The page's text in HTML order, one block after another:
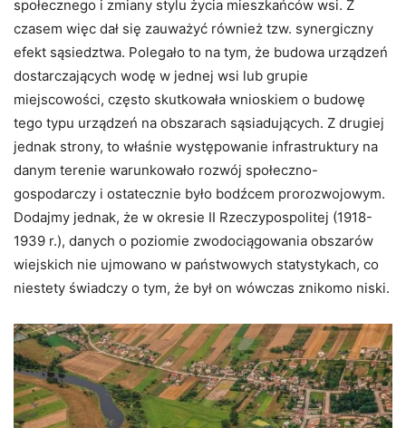
społecznego i zmiany stylu życia mieszkańców wsi. Z
czasem więc dał się zauważyć również tzw. synergiczny
efekt sąsiedztwa. Polegało to na tym, że budowa urządzeń
dostarczających wodę w jednej wsi lub grupie
miejscowości, często skutkowała wnioskiem o budowę
tego typu urządzeń na obszarach sąsiadujących. Z drugiej
jednak strony, to właśnie występowanie infrastruktury na
danym terenie warunkowało rozwój społeczno-
gospodarczy i ostatecznie było bodźcem prorozwojowym.
Dodajmy jednak, że w okresie II Rzeczypospolitej (1918-
1939 r.), danych o poziomie zwodociągowania obszarów
wiejskich nie ujmowano w państwowych statystykach, co
niestety świadczy o tym, że był on wówczas znikomo niski.